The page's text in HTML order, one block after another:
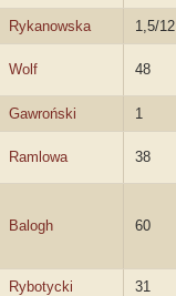
Rykanowska 1,5/12
Wolf 48
Gawroński 1
Ramlowa 38
Balogh 60
Rybotycki 31